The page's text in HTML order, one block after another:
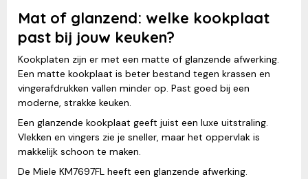
Mat of glanzend: welke kookplaat
past bij jouw keuken?
Kookplaten zijn er met een matte of glanzende afwerking.
Een matte kookplaat is beter bestand tegen krassen en
vingerafdrukken vallen minder op. Past goed bij een
moderne, strakke keuken.
Een glanzende kookplaat geeft juist een luxe uitstraling.
Vlekken en vingers zie je sneller, maar het oppervlak is
makkelijk schoon te maken.
De Miele KM7697FL heeft een glanzende afwerking.